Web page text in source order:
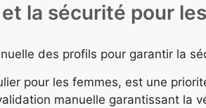
la sécurité pour
des profils pour garantir la
pour les femmes, est une
manuelle garantissant la